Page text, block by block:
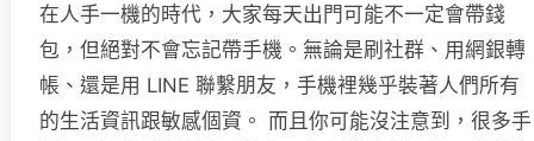
在人手一機的時代，大家每天出門可能不一定會帶錢
包，但絕對不會忘記帶手機。無論是刷社群、用網銀轉
帳、還是用 LINE 聯繫朋友，手機裡幾乎裝著人們所有
的生活資訊跟敏感個資。 而且你可能沒注意到，很多手